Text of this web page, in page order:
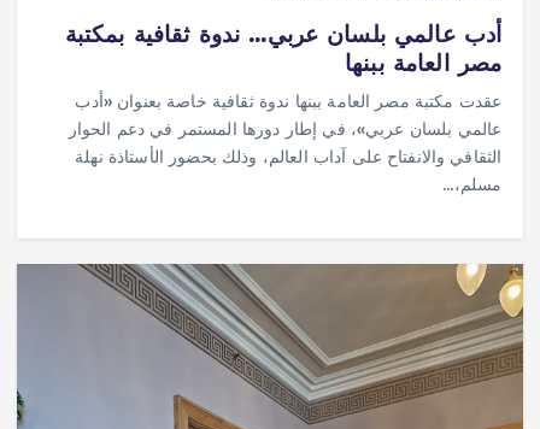
أدب عالمي بلسان عربي… ندوة ثقافية بمكتبة
مصر العامة ببنها
عقدت مكتبة مصر العامة ببنها ندوة ثقافية خاصة بعنوان «أدب
عالمي بلسان عربي»، في إطار دورها المستمر في دعم الحوار
الثقافي والانفتاح على آداب العالم، وذلك بحضور الأستاذة نهلة
مسلم،…